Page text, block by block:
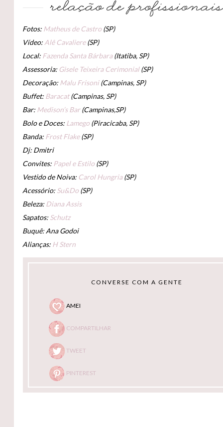
Fotos: Matheus de Castro (SP)
Vídeo:Alê Cavaliere(SP)
Local: Fazenda Santa Bárbara(Itatiba, SP)
Assessoria: Gisele Teixeira Cerimonial(SP)
Decoração: Malu Frisoni(Campinas, SP)
Buffet: Baracat(Campinas, SP)
Bar: Medison’s Bar(Campinas,SP)
Bolo e Doces: Lamego (Piracicaba, SP)
Banda: Frost Flake(SP)
Dj: Dmitri
Convites: Papel e Estilo (SP)
Vestido de Noiva: Carol Hungria(SP)
Acessório: Su&Do (SP)
Beleza: Diana Assis
Sapatos: Schutz
Buquê: Ana Godoi
Alianças: H Stern
CONVERSE COM A GENTE
AMEI
COMPARTILHAR
TWEET
PINTEREST